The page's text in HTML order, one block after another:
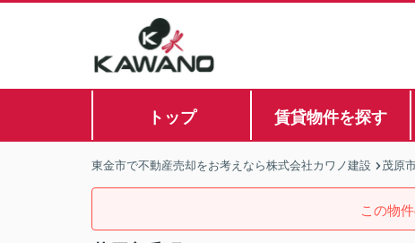
トップ 賃貸物件を探す
東金市で不動産売却をお考えなら株式会社カワノ建設 茂原
この物